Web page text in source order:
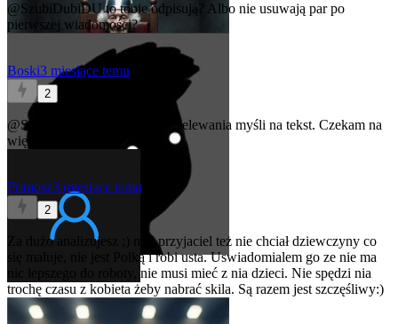
@SzubiDubiDUto tobie odpisują? Albo nie usuwają par po
pierwszej wiadomości?
Boski3 miesiące temu
2
@SzubiDubiDU
Fajny styl przelewania myśli na tekst. Czekam na
więcej ( ͡° ͜ʖ ͡°)
Primosz3 miesiące temu
2
Za dużo analizujesz ;) mój przyjaciel też nie chciał dziewczyny co
się maluje, nie jest Polką i robi usta. Uswiadomialem go ze nie ma
nic lepszego do roboty, nie musi mieć z nia dzieci. Nie spędzi nia
trochę czasu z kobieta żeby nabrać skila. Są razem jest szczęśliwy:)